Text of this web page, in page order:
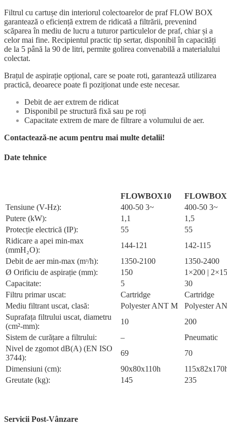
Filtrul cu cartușe din interiorul colectoarelor de praf FLOW BOX
garantează o eficiență extrem de ridicată a filtrării, prevenind
scăparea în mediu de lucru a tuturor particulelor de praf, chiar și a
celor mai fine. Recipientul practic tip sertar, disponibil în capacități
de la 5 până la 90 de litri, permite golirea convenabilă a materialului
colectat.
Brațul de aspirație opțional, care se poate roti, garantează utilizarea
practică, deoarece poate fi poziționat unde este necesar.
Debit de aer extrem de ridicat
Disponibil pe structură fixă sau pe roți
Capacitate extrem de mare de filtrare a volumului de aer.
Contactează-ne acum pentru mai multe detalii!
Date tehnice
FLOWBOX10
Tensiune (V-Hz):
400-50 3~
400-50 3~
Putere (kW):
1,1
1,5
Protecție electrică (IP):
55
55
Ridicare a apei min-max
(mmH₂O):
144-121
142-115
Debit de aer min-max (mᶟ/h):
1350-2100
1350-2400
Ø Orificiu de aspirație (mm):
150
1×200 |
Capacitate:
5
30
Filtru primar uscat:
Cartridge
Cartridge
Mediu filtrant uscat, clasă:
Polyester ANT M
Polyester
Suprafața filtrului uscat, diametru
(cm²-mm):
10
200
Sistem de curățare a filtrului:
–
Pneumatic
Nivel de zgomot dB(A) (EN ISO
3744):
69
70
Dimensiuni (cm):
90x80x110h
Greutate (kg):
145 235
Servicii Post-Vânzare